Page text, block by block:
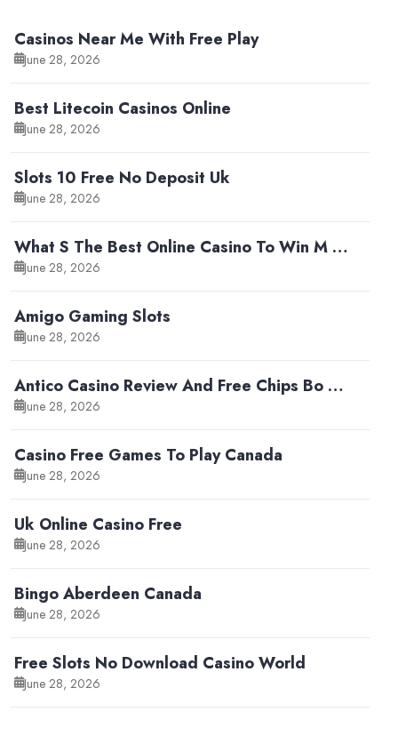
Casinos Near Me With Free Play
June 28, 2026
Best Litecoin Casinos Online
June 28, 2026
Slots 10 Free No Deposit Uk
June 28, 2026
What S The Best Online Casino To Win M …
June 28, 2026
Amigo Gaming Slots
June 28, 2026
Antico Casino Review And Free Chips Bo …
June 28, 2026
Casino Free Games To Play Canada
June 28, 2026
Uk Online Casino Free
June 28, 2026
Bingo Aberdeen Canada
June 28, 2026
Free Slots No Download Casino World
June 28, 2026